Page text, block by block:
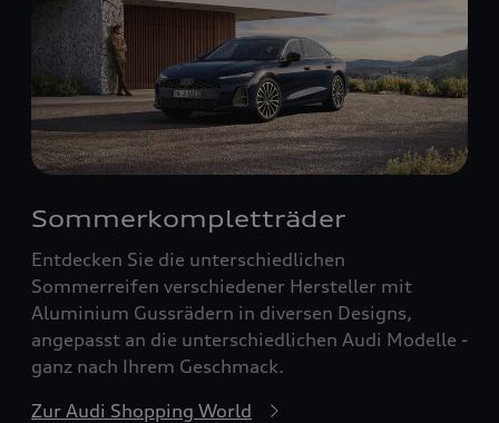
Sommerkompletträder
Entdecken Sie die unterschiedlichen
Sommerreifen verschiedener Hersteller mit
Aluminium Gussrädern in diversen Designs,
angepasst an die unterschiedlichen Audi Modelle -
ganz nach Ihrem Geschmack.
Zur Audi Shopping World